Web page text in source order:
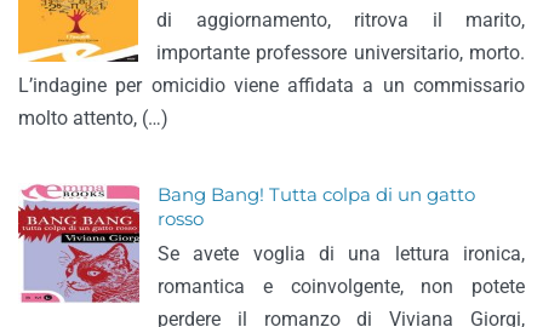
di aggiornamento, ritrova il marito,
importante professore universitario, morto.
L’indagine per omicidio viene affidata a un commissario
molto attento, (…)
Bang Bang! Tutta colpa di un gatto
rosso
Se avete voglia di una lettura ironica,
romantica e coinvolgente, non potete
perdere il romanzo di Viviana Giorgi,